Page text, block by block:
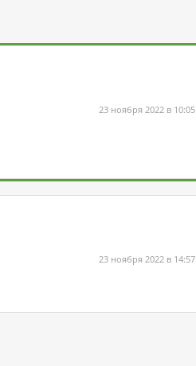
23 ноября 2022 в 10:05
23 ноября 2022 в 14:57